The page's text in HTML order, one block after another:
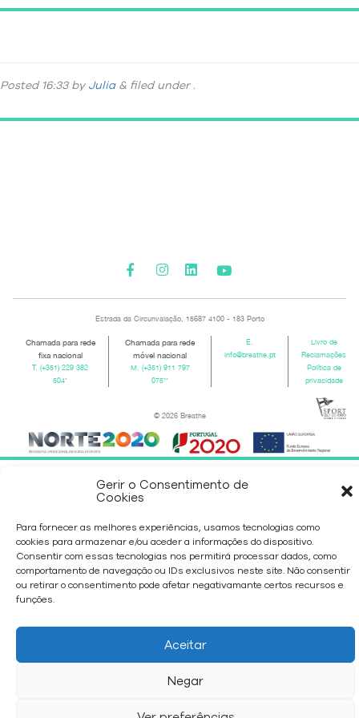
Gerir o Consentimento de
Cookies
Para fornecer as melhores experiências, usamos tecnologias como
cookies para armazenar e/ou aceder a informações do dispositivo.
Consentir com essas tecnologias nos permitirá processar dados, como
comportamento de navegação ou IDs exclusivos neste site. Não consentir
ou retirar o consentimento pode afetar negativamante certos recursos e
funções.
Aceitar
Negar
Posted 16:33by Julia & filed under .
Estrada da Circunvalação, 15687 4100 - 183 Porto
Chamada para rede
fixa nacional
T.(+351) 229 382
504*
Chamada para rede
móvel nacional
M. (+351) 911 797
075**
E.
info@breathe.pt
Livro de
Reclamações
Política de
privacidade
© 2026 Breathe